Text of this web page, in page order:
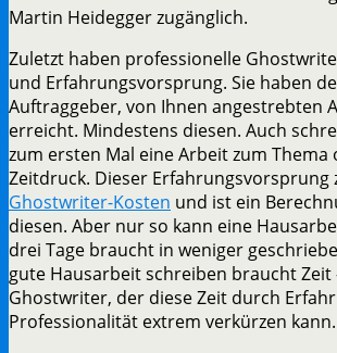
Martin Heidegger zugänglich.
Zuletzt haben professionelle
und Erfahrungsvorsprung. Sie haben
Auftraggeber, von Ihnen angestrebten
erreicht. Mindestens diesen. Auch
zum ersten Mal eine Arbeit zum
Zeitdruck. Dieser Erfahrungsvorsprung
Ghostwriter-Kosten und ist ein
diesen. Aber nur so kann eine
drei Tage braucht in weniger
gute Hausarbeit schreiben braucht Zeit
Ghostwriter, der diese Zeit durch
Professionalität extrem verkürzen kann.